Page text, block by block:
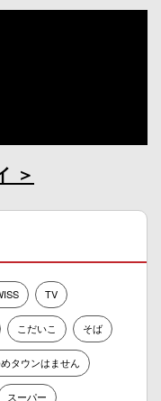
TV
こだいこ そば
タウンはません
スーパー